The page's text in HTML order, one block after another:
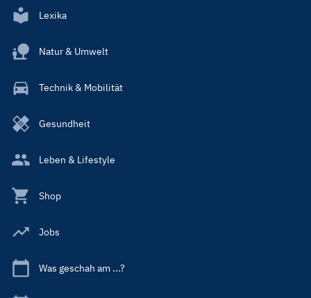
Lexika
Natur & Umwelt
Technik & Mobilität
Gesundheit
Leben & Lifestyle
Shop
Jobs
Was geschah am ...?